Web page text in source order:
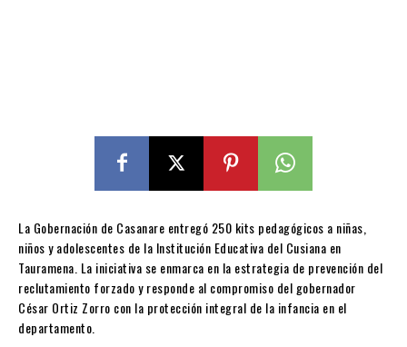
La Gobernación de Casanare entregó 250 kits pedagógicos a niñas,
niños y adolescentes de la Institución Educativa del Cusiana en
Tauramena. La iniciativa se enmarca en la estrategia de prevención del
reclutamiento forzado y responde al compromiso del gobernador
César Ortiz Zorro con la protección integral de la infancia en el
departamento.